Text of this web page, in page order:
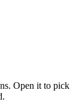
Open it to pick